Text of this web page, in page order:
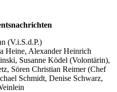
(V.i.S.d.P.)
Heine, Alexander Heinrich
Susanne Ködel (Volontärin),
Sören Christian Reimer (Chef
Schmidt, Denise Schwarz,